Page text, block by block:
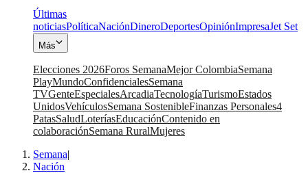
Últimas
noticiasPolíticaNaciónDineroDeportesOpiniónImpresaJet Set
Más
Elecciones 2026Foros SemanaMejor ColombiaSemana
PlayMundoConfidencialesSemana
TVGenteEspecialesArcadiaTecnologíaTurismoEstados
UnidosVehículosSemana SostenibleFinanzas Personales4
PatasSaludLoteríasEducaciónContenido en
colaboraciónSemana RuralMujeres
Semana|
Nación